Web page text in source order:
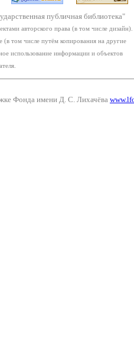
публичная библиотека"
авторского права (в том числе дизайн).
(в том числе путём копирования на другие
использование информации и объектов
Фонда имени Д. С. Лихачёва